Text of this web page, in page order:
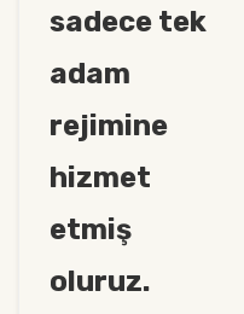
sadece tek
adam
rejimine
hizmet
etmiş
oluruz.